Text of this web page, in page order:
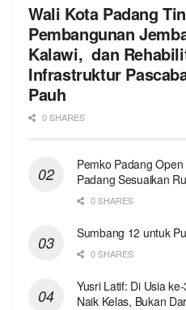
Wali Kota Padang
Pembangunan
Kalawi, dan
Infrastruktur
Pauh
0 SHARES
Pemko Padang
Padang Sesuaikan
0 SHARES
Sumbang 12 untuk
0 SHARES
Yusri Latif: Di Usia
Naik Kelas, Bukan